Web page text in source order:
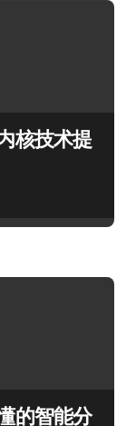
核技术提
的智能分